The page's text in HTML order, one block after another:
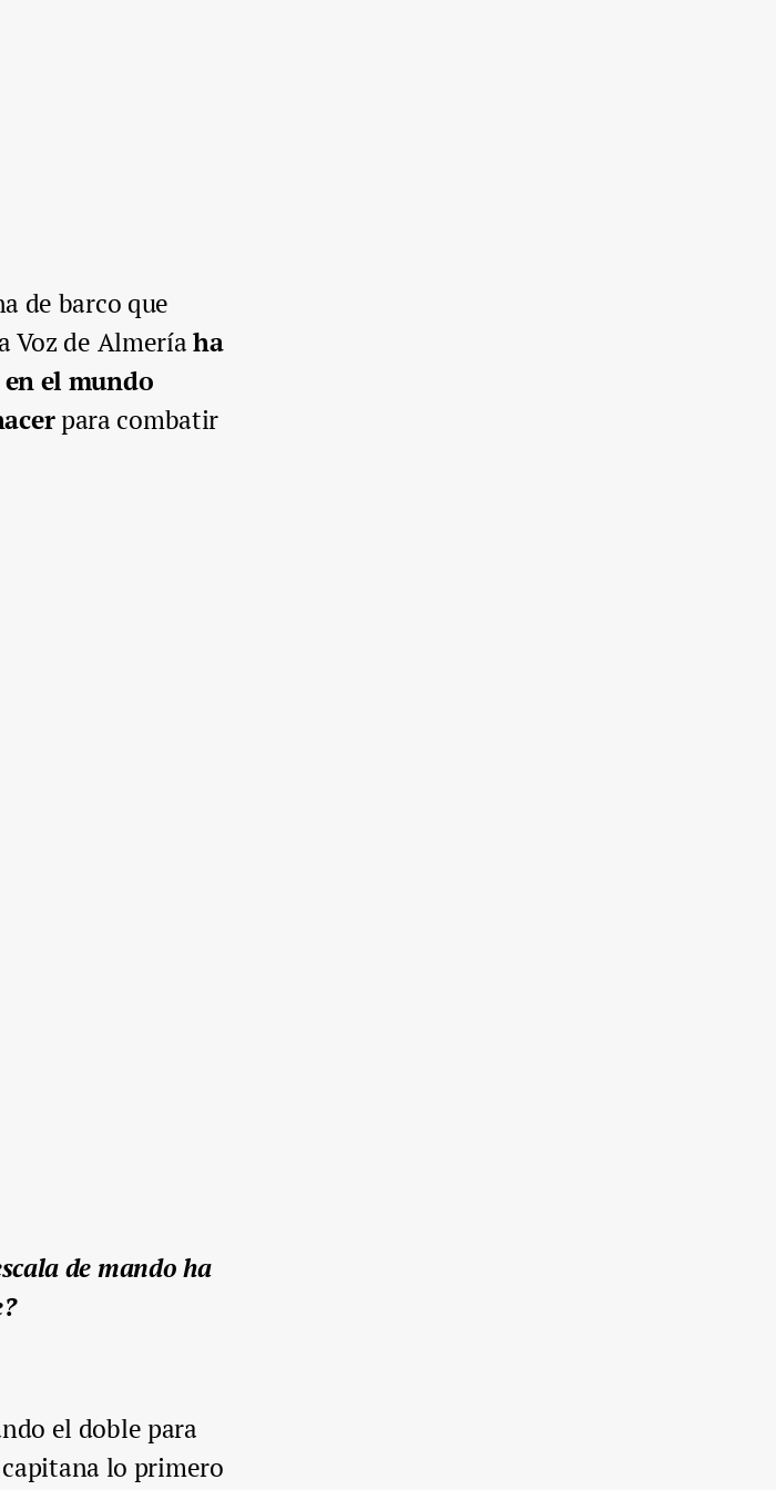
de barco que
Voz de Almeríaha
el mundo
para combatir
de mando ha
el doble para
lo primero